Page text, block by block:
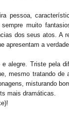
pessoa,
muito
dos seus atos. A
apresentam a
alegre. Triste pela
mesmo tratando
misturando
mais dramáticas.